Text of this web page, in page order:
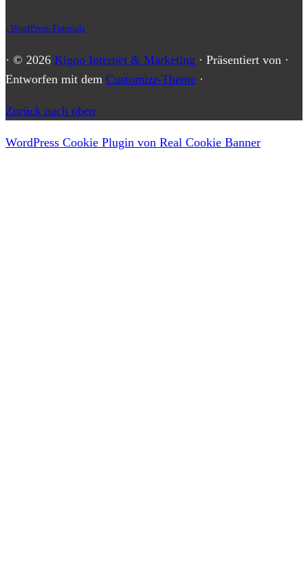
› WordPress-Tutorials
· © 2026 Kigoo Internet & Marketing · Präsentiert von ·
Entworfen mit dem Customizr-Theme ·
Zurück nach oben
WordPress Cookie Plugin von Real Cookie Banner